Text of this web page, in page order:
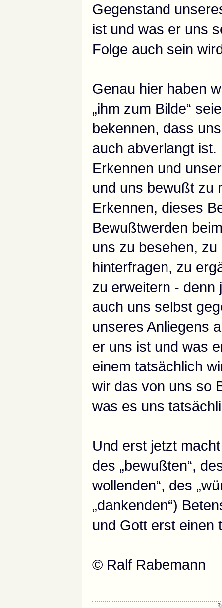
Gegenstand
ist und was er uns
Folge auch sein
Genau hier haben
„ihm zum Bilde“
bekennen, dass
auch abverlangt
Erkennen und
und uns bewußt zu
Erkennen, dieses
Bewußtwerden
uns zu besehen,
hinterfragen, zu
zu erweitern - denn
auch uns selbst
unseres Anliegens
er uns ist und was
einem tatsächlich
wir das von uns so
was es uns
Und erst jetzt
des „bewußten“,
wollenden“, des
„dankenden“)
und Gott erst einen
© Ralf Rabemann